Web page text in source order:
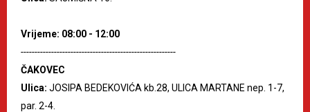
Vrijeme: 08:00 - 12:00
--------------------------------------------------------
ČAKOVEC
Ulica: JOSIPA BEDEKOVIĆA kb.28, ULICA MARTANE nep. 1-7,
par. 2-4.